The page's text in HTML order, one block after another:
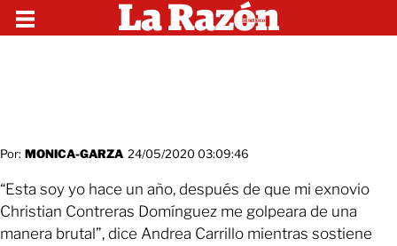
Por: MONICA-GARZA 24/05/2020 03:09:46
“Esta soy yo hace un año, después de que mi exnovio
Christian Contreras Domínguez me golpeara de una
manera brutal”, dice Andrea Carrillo mientras sostiene